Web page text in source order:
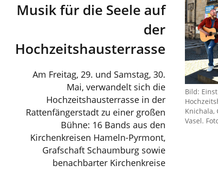
Musik für die Seele auf
der
Hochzeitshausterrasse
Am Freitag, 29. und Samstag, 30.
Mai, verwandelt sich die
Hochzeitshausterrasse in der
Rattenfängerstadt zu einer großen
Bühne: 16 Bands aus den
Kirchenkreisen Hameln-Pyrmont,
Grafschaft Schaumburg sowie
benachbarter Kirchenkreise
Bild:
Knichala,
Vasel.